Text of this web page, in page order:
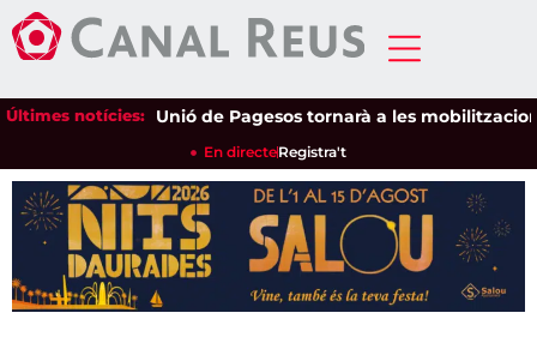
Últimes notícies:Unió de Pagesos tornarà a les mobilitzacions
En directeRegistra't